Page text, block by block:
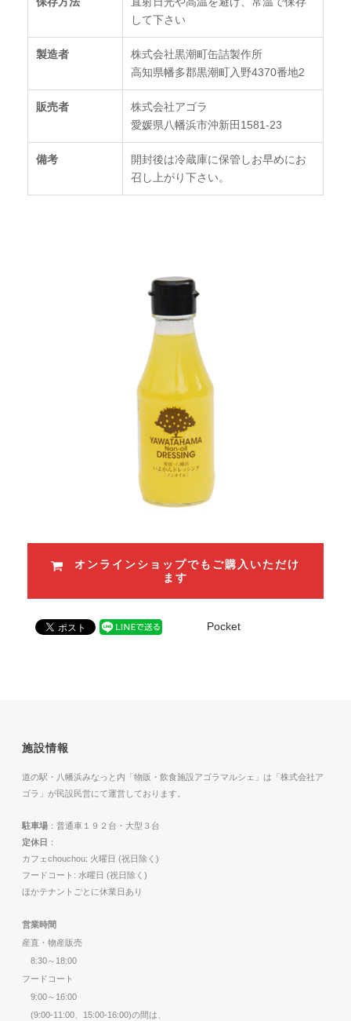
して下さい
製造者
株式会社黒潮町缶詰製作所
高知県幡多郡黒潮町入野4370番地2
販売者
株式会社アゴラ
愛媛県八幡浜市沖新田1581-23
備考
開封後は冷蔵庫に保管しお早めにお
召し上がり下さい。
オンラインショップでもご購入いただけ
ます
Pocket
施設情報
道の駅・八幡浜みなっと内「物販・飲食施設アゴラマルシェ」は「株式会社ア
ゴラ」が民設民営にて運営しております。
駐車場 ：普通車１９２台・大型３台
定休日 ：
カフェchouchou: 火曜日 (祝日除く)
フードコート: 水曜日 (祝日除く)
ほかテナントごとに休業日あり
営業時間
産直・物産販売
8:30～18:00
フードコート
9:00～16:00
(9:00-11:00、15:00-16:00)の間は、